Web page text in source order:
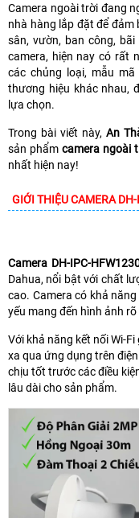
Camera ngoài trời đang
nhà hàng lắp đặt để
sân, vườn, ban công,
camera, hiện nay có rất
các chủng loại, mẫu
thương hiệu khác nhau,
lựa chọn.
Trong bài viết này,An
sản phẩm camera ngoài
nhất hiện nay!
GIỚI THIỆU CAMERA
Camera DH-IPC-
Dahua, nổi bật với chất
cao. Camera có khả
yếu mang đến hình ảnh
Với khả năng kết nối Wi-
xa qua ứng dụng trên
chịu tốt trước các điều
lâu dài cho sản phẩm.